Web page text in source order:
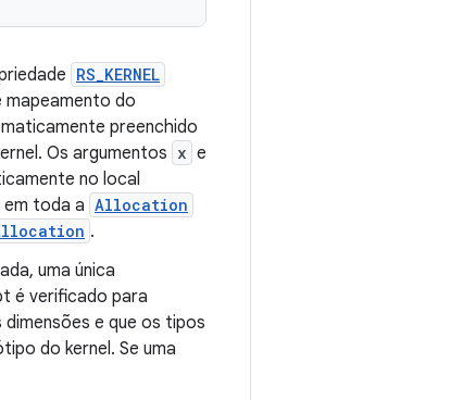
RS_KERNEL
mapeamento do
preenchido
Os argumentos x e
no local
em toda a Allocation
.
uma única
é verificado para
e que os tipos
do kernel. Se uma